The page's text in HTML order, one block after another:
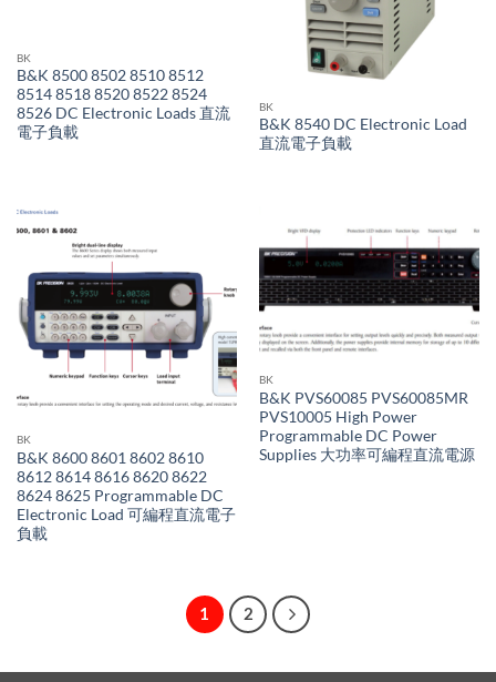
BK
B&K 8500 8502 8510 8512
8514 8518 8520 8522 8524
8526 DC Electronic Loads 直流
電子負載
BK
B&K 8540 DC Electronic Load
直流電子負載
BK
B&K 8600 8601 8602 8610
8612 8614 8616 8620 8622
8624 8625 Programmable DC
Electronic Load 可編程直流電子
負載
BK
B&K PVS60085 PVS60085MR
PVS10005 High Power
Programmable DC Power
Supplies 大功率可編程直流電源
1 2